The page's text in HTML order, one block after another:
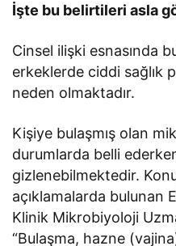
İşte bu belirtileri asla
Cinsel ilişki esnasında
erkeklerde ciddi sağlık
neden olmaktadır.
Kişiye bulaşmış olan
durumlarda belli
gizlenebilmektedir.
açıklamalarda bulunan
Klinik Mikrobiyoloji
“Bulaşma, hazne